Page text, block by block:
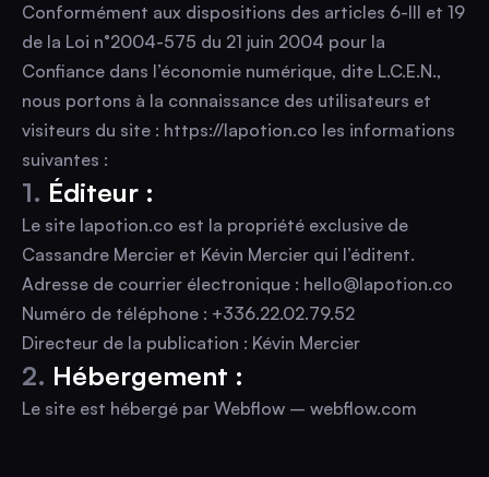
Conformément aux dispositions des articles 6-III et 19
de la Loi n°2004-575 du 21 juin 2004 pour la
Confiance dans l’économie numérique, dite L.C.E.N.,
nous portons à la connaissance des utilisateurs et
visiteurs du site : https://lapotion.co les informations
suivantes :
1. Éditeur :
Le site lapotion.co est la propriété exclusive de
Cassandre Mercier et Kévin Mercier qui l’éditent.
Adresse de courrier électronique : hello@lapotion.co
Numéro de téléphone : +336.22.02.79.52
Directeur de la publication : Kévin Mercier
2. Hébergement :
Le site est hébergé par Webflow – webflow.com